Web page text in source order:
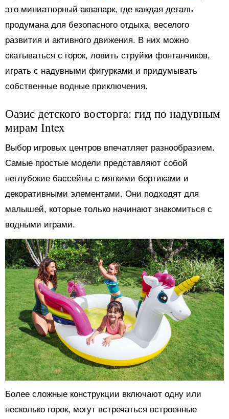
это миниатюрный аквапарк, где каждая деталь
продумана для безопасного отдыха, веселого
развития и активного движения. В них можно
скатываться с горок, ловить струйки фонтанчиков,
играть с надувными фигурками и придумывать
собственные водные приключения.
Оазис детского восторга: гид по надувным
мирам Intex
Выбор игровых центров впечатляет разнообразием.
Самые простые модели представляют собой
неглубокие бассейны с мягкими бортиками и
декоративными элементами. Они подходят для
малышей, которые только начинают знакомиться с
водными играми.
Более сложные конструкции включают одну или
несколько горок, могут встречаться встроенные